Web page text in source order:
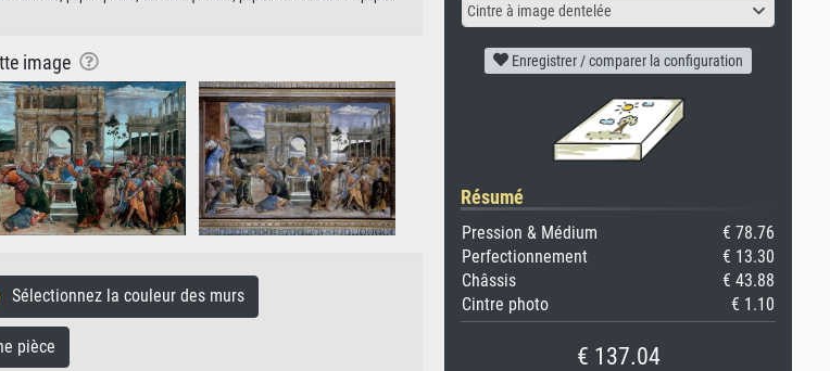
image
Sélectionnez la couleur des murs
pièce
Cintre à image dentelée
Enregistrer / comparer la configuration
Résumé
Pression & Médium
€ 78.76
Perfectionnement
€ 13.30
Châssis
€ 43.88
Cintre photo
€ 1.10
€ 137.04